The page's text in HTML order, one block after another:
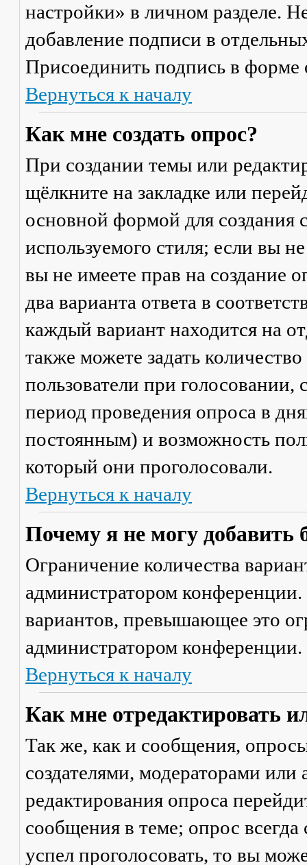
настройки» в личном разделе.
добавление подписи в
Присоединить подпись в форме
Вернуться к началу
Как мне создать опрос?
При создании темы или
щёлкните на закладке или
основной формой для создания
используемого стиля; если вы
вы не имеете прав на создание
два варианта ответа в
каждый вариант находится на
также можете задать
пользователи при
период проведения опроса в
постоянным) и возможность
который они проголосовали.
Вернуться к началу
Почему я не могу добавить
Ограничение количества
администратором
вариантов, превышающее это
администратором конференции.
Вернуться к началу
Как мне отредактировать
Так же, как и сообщения,
создателями, модераторами
редактирования опроса
сообщения в теме; опрос
успел проголосовать, то вы